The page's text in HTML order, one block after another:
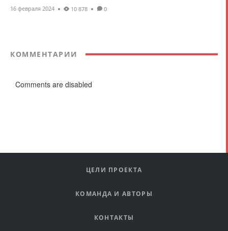
16 февраля 2024 10 878 0
КОММЕНТАРИИ
Comments are disabled
ЦЕЛИ ПРОЕКТА
КОМАНДА И АВТОРЫ
КОНТАКТЫ